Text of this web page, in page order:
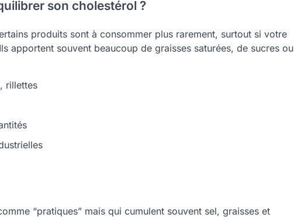
son cholestérol ?
produits sont à consommer plus rarement, surtout si votre
apportent souvent beaucoup de graisses saturées, de sucres ou
rillettes
“pratiques” mais qui cumulent souvent sel, graisses et